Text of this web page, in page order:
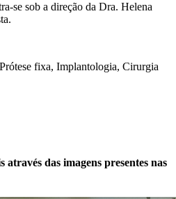
se sob a direção da Dra. Helena
fixa, Implantologia, Cirurgia
através das imagens presentes nas